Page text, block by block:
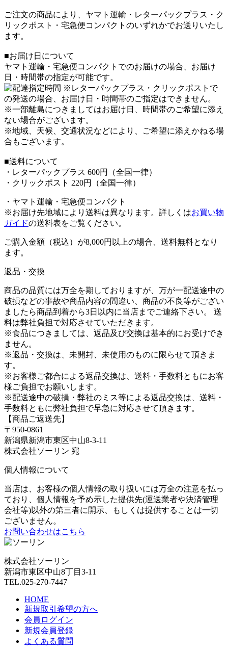
ご注文の商品により、ヤマト運輸・レターパックプラス・ク
リックポスト・宅急便コンパクトのいずれかでお送りいたし
ます。
■お届け日について
ヤマト運輸・宅急便コンパクトでのお届けの場合、お届け
日・時間帯の指定が可能です。
※レターパックプラス・クリックポストで
の発送の場合、お届け日・時間帯のご指定はできません。
※一部離島につきましてはお届け日、時間帯のご希望に添え
ない場合がございます。
※地域、天候、交通状況などにより、ご希望に添えかねる場
合もございます。
■送料について
・レターパックプラス 600円（全国一律）
・クリックポスト 220円（全国一律）
・ヤマト運輸・宅急便コンパクト
※お届け先地域により送料は異なります。 詳しくはお買い物
ガイドの送料表をご覧ください。
ご購入金額（税込）が8,000円以上の場合、送料無料となり
ます。
返品・交換
商品の品質には万全を期しておりますが、万が一配送途中の
破損などの事故や商品内容の間違い、商品の不良等がござい
ましたら商品到着から3日以内に当店までご連絡下さい。 送
料は弊社負担で対応させていただきます。
※食品につきましては、返品及び交換は基本的にお受けでき
ません。
※返品・交換は、未開封、未使用のものに限らせて頂きま
す。
※お客様ご都合による返品交換は、送料・手数料ともにお客
様ご負担でお願いします。
※配送途中の破損・弊社のミス等による返品交換は、送料・
手数料ともに弊社負担で早急に対応させて頂きます。
【商品ご返送先】
〒950-0861
新潟県新潟市東区中山8-3-11
株式会社ソーリン 宛
個人情報について
当店は、お客様の個人情報の取り扱いには万全の注意を払っ
ており、個人情報を予め示した提供先(運送業者や決済管理
会社等)以外の第三者に開示、もしくは提供することは一切
ございません。
お問い合わせはこちら
株式会社ソーリン
新潟市東区中山8丁目3-11
TEL.025-270-7447
HOME
新規取引希望の方へ
会員ログイン
新規会員登録
よくある質問